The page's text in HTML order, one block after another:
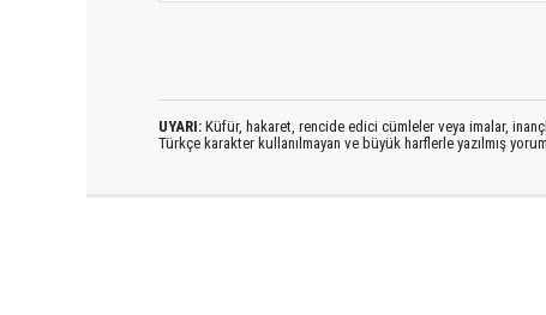
UYARI: Küfür, hakaret, rencide edici cümleler veya imalar,
Türkçe karakter kullanılmayan ve büyük harflerle yazılmış